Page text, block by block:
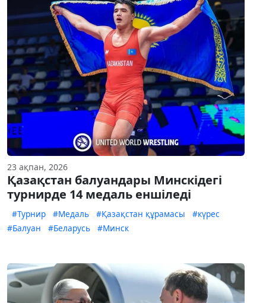
23 ақпан, 2026
Қазақстан балуандары Минскідегі
турнирде 14 медаль еншіледі
#Турнир #Медаль #Қазақстан құрамасы
#күрес
#Балуан
#Беларусь #Минск